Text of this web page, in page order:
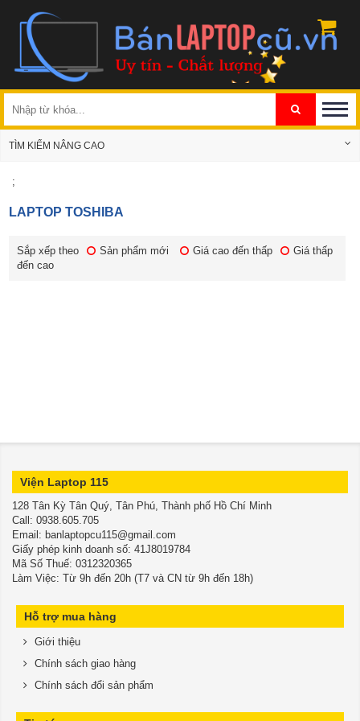
TÌM KIẾM NÂNG CAO
;
LAPTOP TOSHIBA
Sắp xếp theo Sản phẩm mới Giá cao đến thấp
Giá thấp
đến cao
Viện Laptop 115
128 Tân Kỳ Tân Quý, Tân Phú, Thành phố Hồ Chí Minh
​​​​​​​Call: 0938.605.705
Email: banlaptopcu115@gmail.com
Giấy phép kinh doanh số: 41J8019784
Mã Số Thuế: 0312320365
Làm Việc: Từ 9h đến 20h (T7 và CN từ 9h đến 18h)
Hỗ trợ mua hàng
Giới thiệu
Chính sách giao hàng
Chính sách đổi sản phẩm